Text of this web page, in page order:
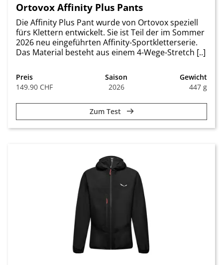
Ortovox Affinity Plus Pants
Die Affinity Plus Pant wurde von Ortovox speziell
fürs Klettern entwickelt. Sie ist Teil der im Sommer
2026 neu eingeführten Affinity-Sportkletterserie.
Das Material besteht aus einem 4-Wege-Stretch [..]
Preis
149.90 CHF
Saison
2026
Gewicht
447 g
Zum Test